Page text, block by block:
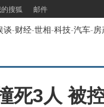
搜狐 邮件
谈-财经-世相-科技-汽车-房
死3人 被